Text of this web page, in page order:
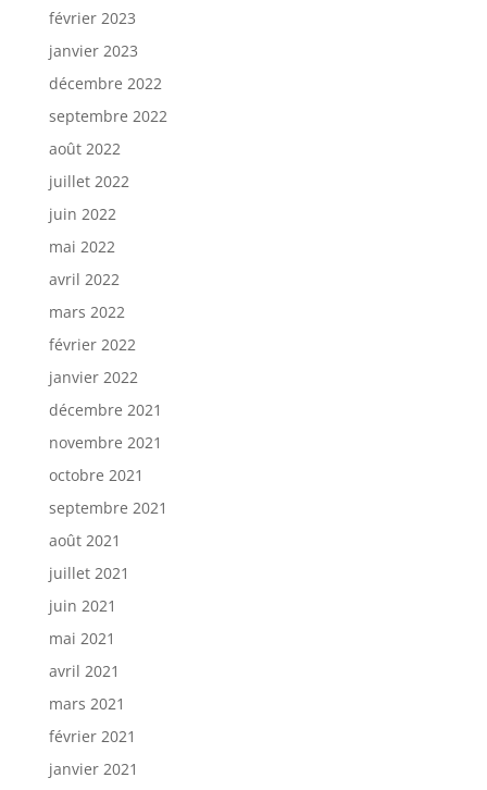
février 2023
janvier 2023
décembre 2022
septembre 2022
août 2022
juillet 2022
juin 2022
mai 2022
avril 2022
mars 2022
février 2022
janvier 2022
décembre 2021
novembre 2021
octobre 2021
septembre 2021
août 2021
juillet 2021
juin 2021
mai 2021
avril 2021
mars 2021
février 2021
janvier 2021